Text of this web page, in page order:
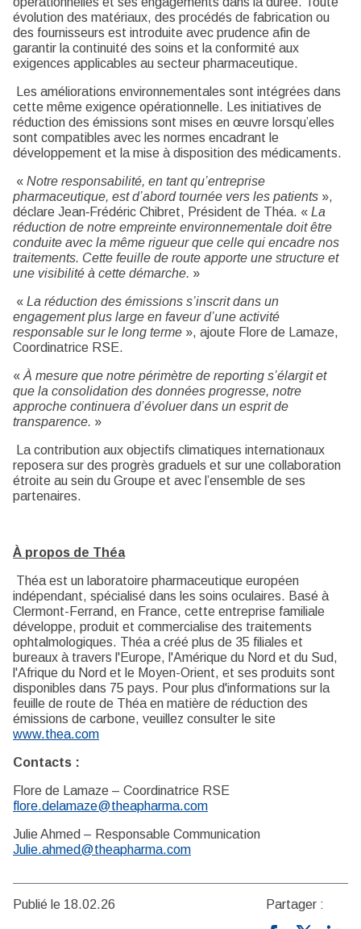
évolution des matériaux, des procédés de fabrication ou
des fournisseurs est introduite avec prudence afin de
garantir la continuité des soins et la conformité aux
exigences applicables au secteur pharmaceutique.
Les améliorations environnementales sont intégrées dans
cette même exigence opérationnelle. Les initiatives de
réduction des émissions sont mises en œuvre lorsqu’elles
sont compatibles avec les normes encadrant le
développement et la mise à disposition des médicaments.
« Notre responsabilité, en tant qu’entreprise
pharmaceutique, est d’abord tournée vers les patients »,
déclare Jean‑Frédéric Chibret, Président de Théa. « La
réduction de notre empreinte environnementale doit être
conduite avec la même rigueur que celle qui encadre nos
traitements. Cette feuille de route apporte une structure et
une visibilité à cette démarche. »
« La réduction des émissions s’inscrit dans un
engagement plus large en faveur d’une activité
responsable sur le long terme », ajoute Flore de Lamaze,
Coordinatrice RSE.
« À mesure que notre périmètre de reporting s’élargit et
que la consolidation des données progresse, notre
approche continuera d’évoluer dans un esprit de
transparence. »
La contribution aux objectifs climatiques internationaux
reposera sur des progrès graduels et sur une collaboration
étroite au sein du Groupe et avec l’ensemble de ses
partenaires.
À propos de Théa
Théa est un laboratoire pharmaceutique européen
indépendant, spécialisé dans les soins oculaires. Basé à
Clermont-Ferrand, en France, cette entreprise familiale
développe, produit et commercialise des traitements
ophtalmologiques. Théa a créé plus de 35 filiales et
bureaux à travers l'Europe, l'Amérique du Nord et du Sud,
l'Afrique du Nord et le Moyen-Orient, et ses produits sont
disponibles dans 75 pays. Pour plus d'informations sur la
feuille de route de Théa en matière de réduction des
émissions de carbone, veuillez consulter le site
www.thea.com
Contacts :
Flore de Lamaze – Coordinatrice RSE
flore.delamaze@theapharma.com
Julie Ahmed – Responsable Communication
Julie.ahmed@theapharma.com
Publié le 18.02.26 Partager :